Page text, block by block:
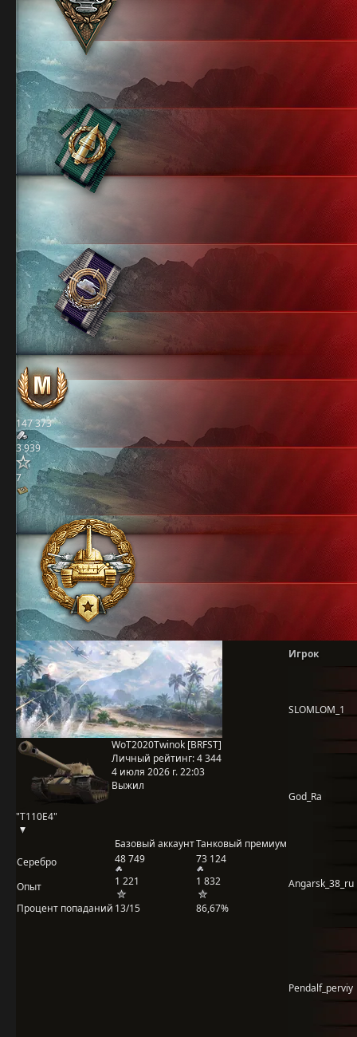
147 373
3 939
7
"T110E4"
WoT2020Twinok [BRFST]
Личный рейтинг:4 344
4 июля 2026 г. 22:03
Выжил
Базовый аккаунтТанковый премиум
Серебро
48 749 73 124
Опыт 1 221
1 832
Процент попаданий 13/15 86,67%
Игрок
SLOMLOM_1
God_Ra
Angarsk_38_ru
Pendalf_perviy